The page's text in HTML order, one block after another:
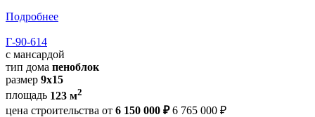
Подробнее
Г-90-614
с мансардой
тип дома пеноблок
размер 9x15
площадь 123 м2
цена строительства от 6 150 000 ₽ 6 765 000 ₽